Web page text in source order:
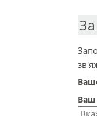
Ваш